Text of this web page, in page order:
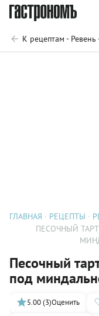
К рецептам - Ревень
ГЛАВНАЯ РЕЦЕПТЫ
ПЕСОЧНЫЙ
Песочный
под
5.00 (3)Оценить